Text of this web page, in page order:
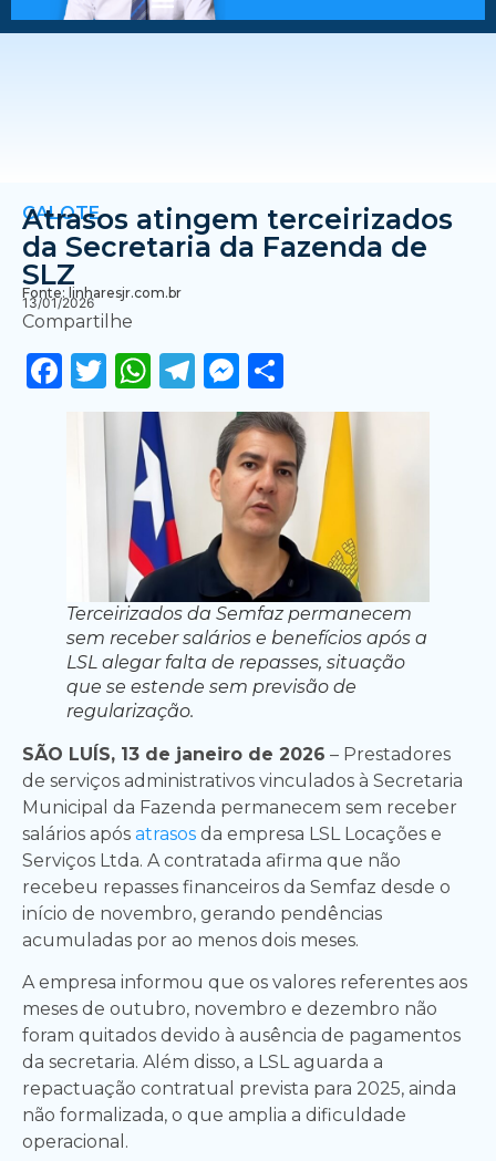
CALOTE
Atrasos atingem terceirizados
da Secretaria da Fazenda de
SLZ
Fonte: linharesjr.com.br
13/01/2026
Compartilhe
Facebook
Twitter
WhatsApp
Telegram
Messenger
Terceirizados da Semfaz permanecem
sem receber salários e benefícios após a
LSL alegar falta de repasses, situação
que se estende sem previsão de
regularização.
SÃO LUÍS, 13 de janeiro de 2026 – Prestadores
de serviços administrativos vinculados à Secretaria
Municipal da Fazenda permanecem sem receber
salários após atrasos da empresa LSL Locações e
Serviços Ltda. A contratada afirma que não
recebeu repasses financeiros da Semfaz desde o
início de novembro, gerando pendências
acumuladas por ao menos dois meses.
A empresa informou que os valores referentes aos
meses de outubro, novembro e dezembro não
foram quitados devido à ausência de pagamentos
da secretaria. Além disso, a LSL aguarda a
repactuação contratual prevista para 2025, ainda
não formalizada, o que amplia a dificuldade
operacional.